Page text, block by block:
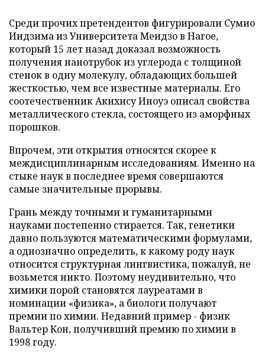
Среди прочих претендентов фигурировали Сумио
Иидзима из Университета Меидзо в Нагое,
который 15 лет назад доказал возможность
получения нанотрубок из углерода с толщиной
стенок в одну молекулу, обладающих большей
жесткостью, чем все известные материалы. Его
соотечественник Акихису Иноуэ описал свойства
металлического стекла, состоящего из аморфных
порошков.
Впрочем, эти открытия относятся скорее к
междисциплинарным исследованиям. Именно на
стыке наук в последнее время совершаются
самые значительные прорывы.
Грань между точными и гуманитарными
науками постепенно стирается. Так, генетики
давно пользуются математическими формулами,
а однозначно определить, к какому роду наук
относится структурная лингвистика, пожалуй, не
возьмется никто. Поэтому неудивительно, что
химики порой становятся лауреатами в
номинации «физика», а биологи получают
премии по химии. Недавний пример - физик
Вальтер Кон, получивший премию по химии в
1998 году.